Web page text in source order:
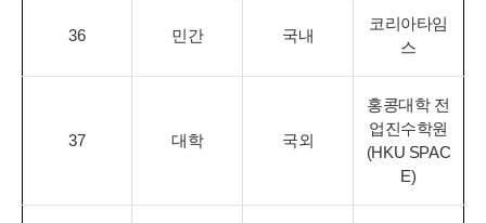
36 민간 국내
코리아타임
스
37 대학 국외
홍콩대학 전
업진수학원
(HKU SPAC
E)